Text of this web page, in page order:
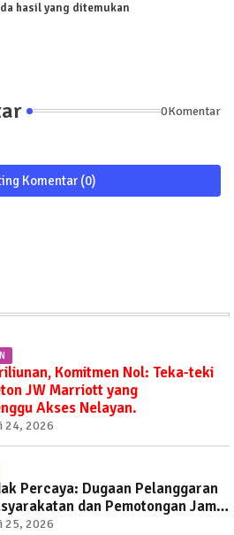
hasil yang ditemukan
0Komentar
Komentar (0)
Komitmen Nol: Teka-teki
JW Marriott yang
Akses Nelayan.
24, 2026
Percaya: Dugaan Pelanggaran
dan Pemotongan Jam
di Rutan Way Huwi."
25, 2026